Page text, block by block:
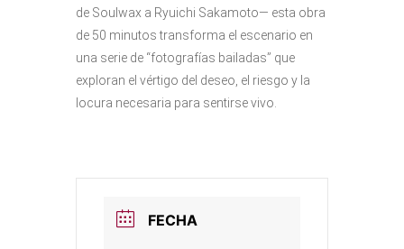
de Soulwax a Ryuichi Sakamoto— esta obra
de 50 minutos transforma el escenario en
una serie de “fotografías bailadas” que
exploran el vértigo del deseo, el riesgo y la
locura necesaria para sentirse vivo.
FECHA